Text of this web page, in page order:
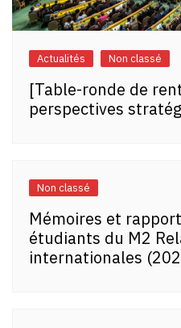
Actualités Non classé
[Table-ronde de
perspectives
Non classé
Mémoires et
étudiants du M2
internationales